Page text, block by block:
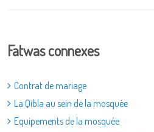
Fatwas connexes
Contrat de mariage
La Qibla au sein de la mosquée
Equipements de la mosquée